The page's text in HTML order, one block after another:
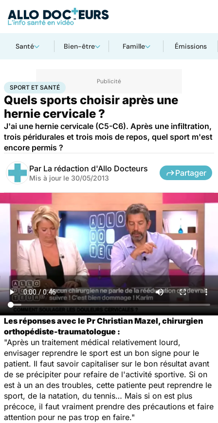
Santé Bien-être Famille Émissions
AccueilBien-êtreSport santé Sport et santé
SPORT ET SANTÉ
Quels sports choisir après une
hernie cervicale ?
J'ai une hernie cervicale (C5-C6). Après une infiltration,
trois péridurales et trois mois de repos, quel sport m'est
encore permis ?
Par La rédaction d'Allo Docteurs
Mis à jour le 30/05/2013
Partager
Les réponses avec le Pr Christian Mazel, chirurgien
orthopédiste-traumatologue :
"Après un traitement médical relativement lourd,
envisager reprendre le sport est un bon signe pour le
patient. Il faut savoir capitaliser sur le bon résultat avant
de se précipiter pour refaire de l'activité sportive. Si on
est à un an des troubles, cette patiente peut reprendre le
sport, de la natation, du tennis… Mais si on est plus
précoce, il faut vraiment prendre des précautions et faire
attention pour ne pas trop en faire."